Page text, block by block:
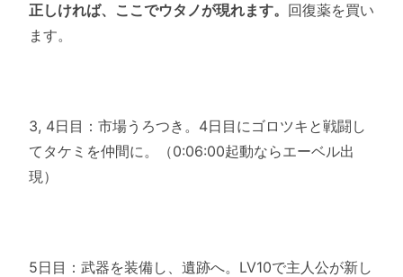
正しければ、ここでウタノが現れます。 回復薬を買い
ます。
3, 4日目：市場うろつき。4日目にゴロツキと戦闘し
てタケミを仲間に。（0:06:00起動ならエーベル出
現）
5日目：武器を装備し、遺跡へ。LV10で主人公が新し